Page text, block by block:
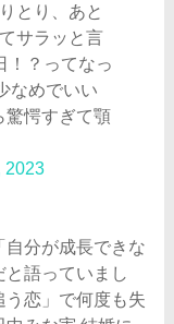
とり、あと
サラッと言
！？ってなっ
なめでいい
驚愕すぎて顎
2023
自分が成長できな
語っていまし
う恋」で何度も失